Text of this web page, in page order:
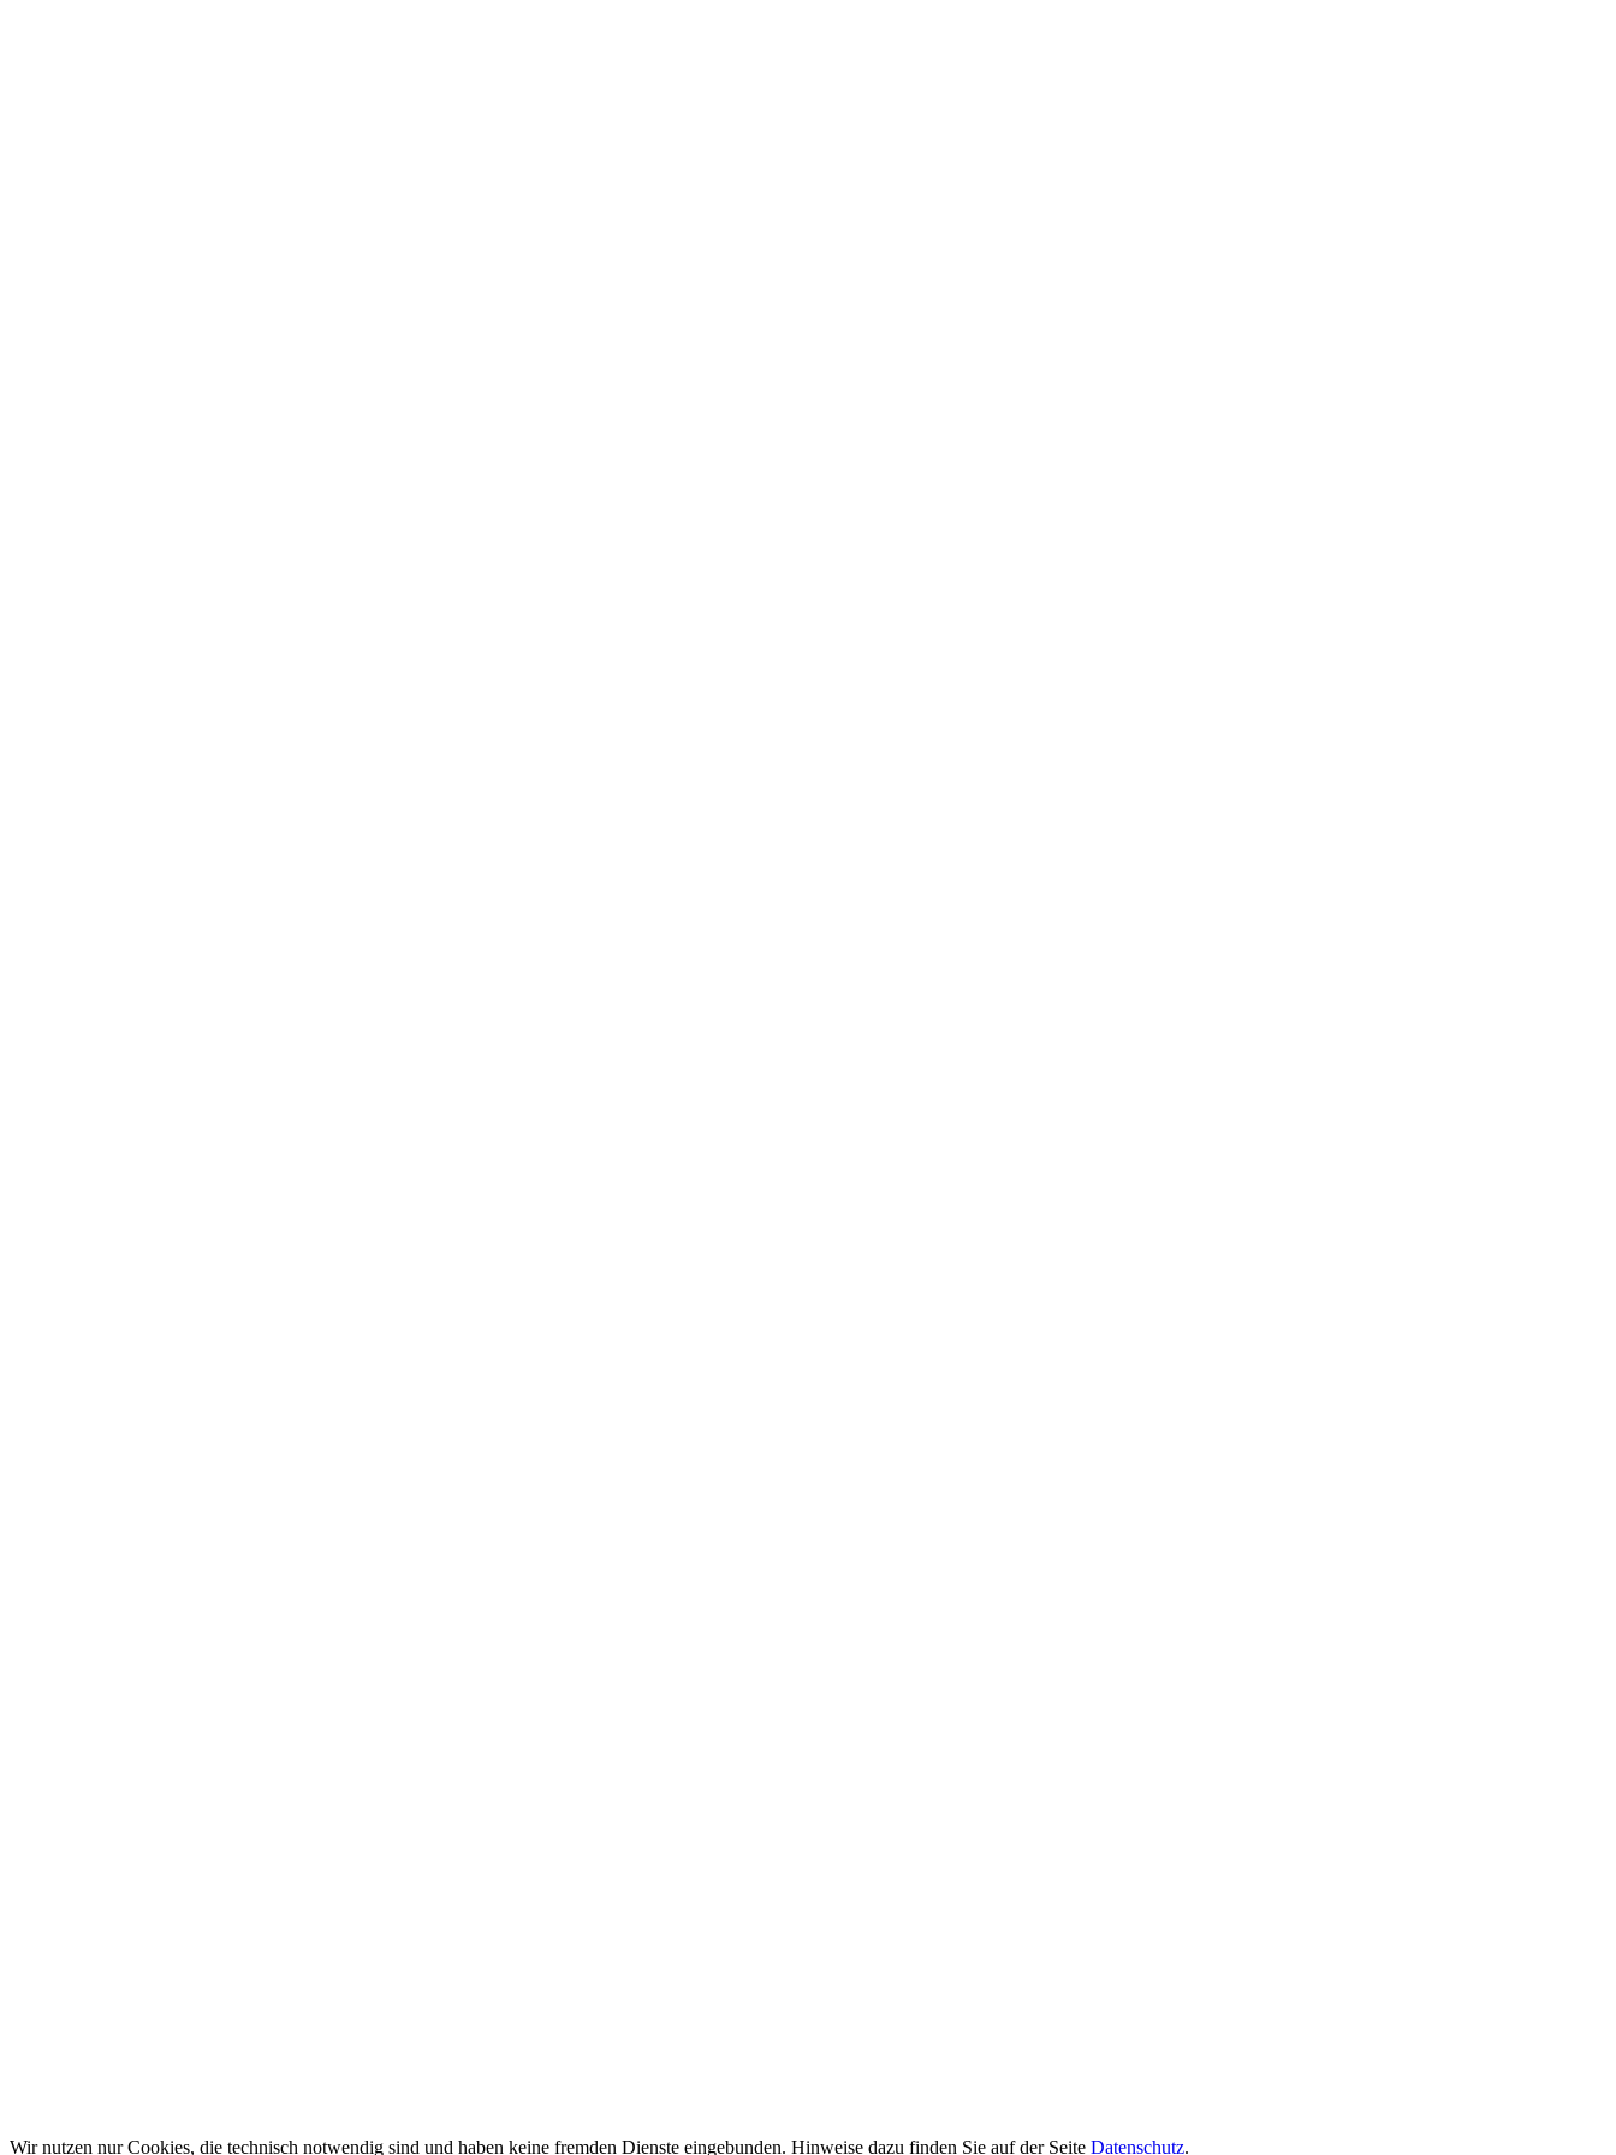
Wir nutzen nur Cookies, die technisch notwendig sind und haben keine fremden Dienste eingebunden. Hinweise dazu finden Sie auf der Seite Datenschutz.